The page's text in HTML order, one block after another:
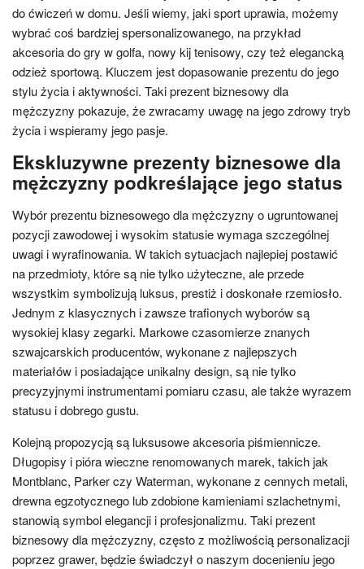
do ćwiczeń w domu. Jeśli wiemy, jaki sport uprawia, możemy
wybrać coś bardziej spersonalizowanego, na przykład
akcesoria do gry w golfa, nowy kij tenisowy, czy też elegancką
odzież sportową. Kluczem jest dopasowanie prezentu do jego
stylu życia i aktywności. Taki prezent biznesowy dla
mężczyzny pokazuje, że zwracamy uwagę na jego zdrowy tryb
życia i wspieramy jego pasje.
Ekskluzywne prezenty biznesowe dla
mężczyzny podkreślające jego status
Wybór prezentu biznesowego dla mężczyzny o ugruntowanej
pozycji zawodowej i wysokim statusie wymaga szczególnej
uwagi i wyrafinowania. W takich sytuacjach najlepiej postawić
na przedmioty, które są nie tylko użyteczne, ale przede
wszystkim symbolizują luksus, prestiż i doskonałe rzemiosło.
Jednym z klasycznych i zawsze trafionych wyborów są
wysokiej klasy zegarki. Markowe czasomierze znanych
szwajcarskich producentów, wykonane z najlepszych
materiałów i posiadające unikalny design, są nie tylko
precyzyjnymi instrumentami pomiaru czasu, ale także wyrazem
statusu i dobrego gustu.
Kolejną propozycją są luksusowe akcesoria piśmiennicze.
Długopisy i pióra wieczne renomowanych marek, takich jak
Montblanc, Parker czy Waterman, wykonane z cennych metali,
drewna egzotycznego lub zdobione kamieniami szlachetnymi,
stanowią symbol elegancji i profesjonalizmu. Taki prezent
biznesowy dla mężczyzny, często z możliwością personalizacji
poprzez grawer, będzie świadczył o naszym docenieniu jego